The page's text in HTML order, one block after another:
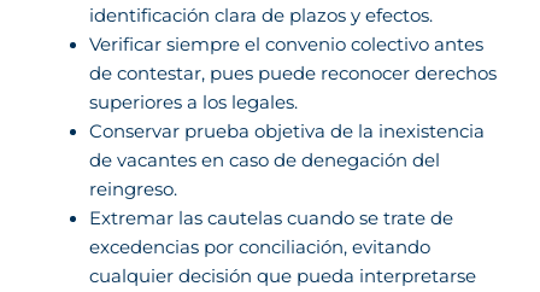
identificación clara de plazos y efectos.
Verificar siempre el convenio colectivo antes
de contestar, pues puede reconocer derechos
superiores a los legales.
Conservar prueba objetiva de la inexistencia
de vacantes en caso de denegación del
reingreso.
Extremar las cautelas cuando se trate de
excedencias por conciliación, evitando
cualquier decisión que pueda interpretarse